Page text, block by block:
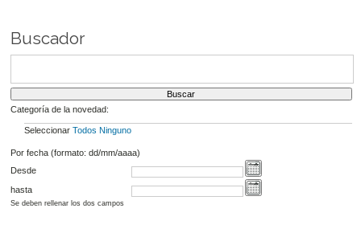
Buscador
Categoría de la novedad:
Seleccionar Todos Ninguno
Por fecha (formato: dd/mm/aaaa)
Desde
hasta
Se deben rellenar los dos campos